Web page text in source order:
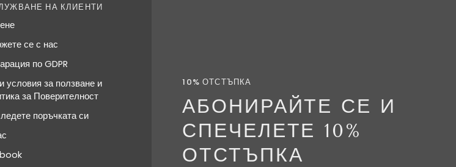
10% ОТСТЪПКА
АБОНИРАЙТЕ СЕ И
СПЕЧЕЛЕТЕ 10%
ОТСТЪПКА
НА КЛИЕНТИ
се с нас
по GDPR
за ползване и
за Поверителност
поръчката си